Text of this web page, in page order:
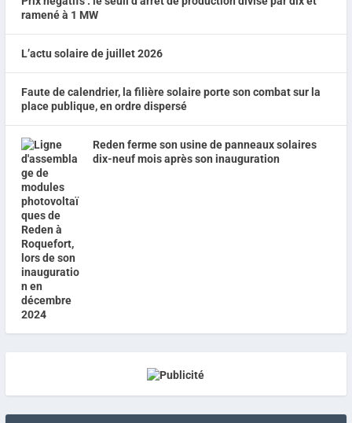
ramené à 1 MW
L’actu solaire de juillet 2026
Faute de calendrier, la filière solaire porte son combat sur la
place publique, en ordre dispersé
Reden ferme son usine de panneaux solaires
dix-neuf mois après son inauguration